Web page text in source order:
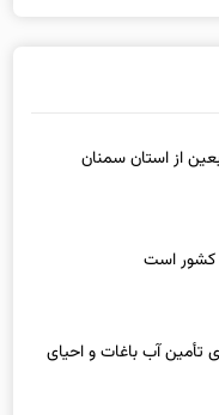
کشور است
تأمین آب باغات و احیای